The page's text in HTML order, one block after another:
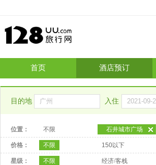
首页 酒店预订
目的地 入住
位置： 不限 石井城市广场
价格： 不限 150以下
星级： 不限 经济/客栈